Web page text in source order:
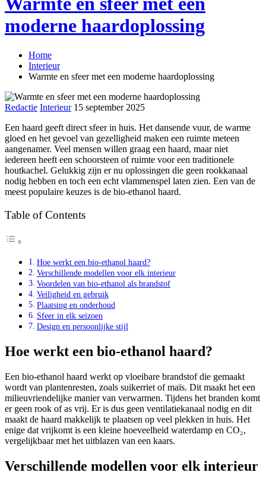
moderne haardoplossing
Home
Interieur
Warmte en sfeer met een moderne haardoplossing
Redactie Interieur 15 september 2025
Een haard geeft direct sfeer in huis. Het dansende vuur, de warme
gloed en het gevoel van gezelligheid maken een ruimte meteen
aangenamer. Veel mensen willen graag een haard, maar niet
iedereen heeft een schoorsteen of ruimte voor een traditionele
houtkachel. Gelukkig zijn er nu oplossingen die geen rookkanaal
nodig hebben en toch een echt vlammenspel laten zien. Een van de
meest populaire keuzes is de bio-ethanol haard.
Table of Contents
Hoe werkt een bio-ethanol haard?
Verschillende modellen voor elk interieur
Voordelen van bio-ethanol als brandstof
Veiligheid en gebruik
Plaatsing en onderhoud
Sfeer in elk seizoen
Design en persoonlijke stijl
Hoe werkt een bio-ethanol haard?
Een bio-ethanol haard werkt op vloeibare brandstof die gemaakt
wordt van plantenresten, zoals suikerriet of maïs. Dit maakt het een
milieuvriendelijke manier van verwarmen. Tijdens het branden komt
er geen rook of as vrij. Er is dus geen ventilatiekanaal nodig en dit
maakt de haard makkelijk te plaatsen op veel plekken in huis. Het
enige dat vrijkomt is een kleine hoeveelheid waterdamp en CO₂,
vergelijkbaar met het uitblazen van een kaars.
Verschillende modellen voor elk interieur